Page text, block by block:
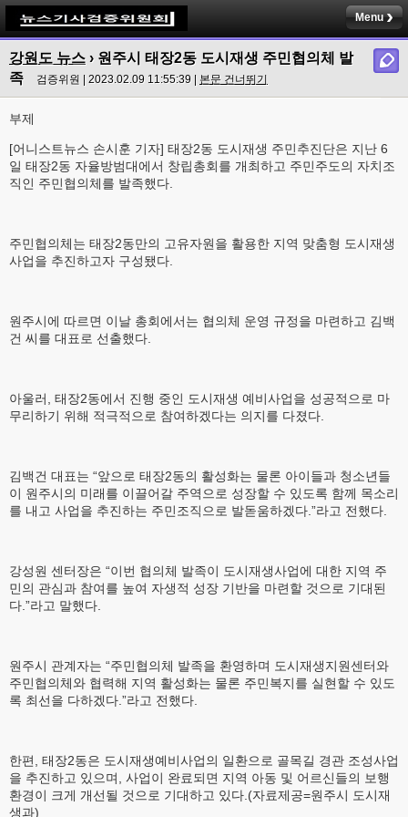
Menu
강원도 뉴스 › 원주시 태장2동 도시재생 주민협의체 발
족
검증위원 | 2023.02.09 11:55:39 | 본문 건너뛰기
부제
[어니스트뉴스 손시훈 기자] 태장2동 도시재생 주민추진단은 지난 6
일 태장2동 자율방범대에서 창립총회를 개최하고 주민주도의 자치조
직인 주민협의체를 발족했다.
주민협의체는 태장2동만의 고유자원을 활용한 지역 맞춤형 도시재생
사업을 추진하고자 구성됐다.
원주시에 따르면 이날 총회에서는 협의체 운영 규정을 마련하고 김백
건 씨를 대표로 선출했다.
아울러, 태장2동에서 진행 중인 도시재생 예비사업을 성공적으로 마
무리하기 위해 적극적으로 참여하겠다는 의지를 다졌다.
김백건 대표는 “앞으로 태장2동의 활성화는 물론 아이들과 청소년들
이 원주시의 미래를 이끌어갈 주역으로 성장할 수 있도록 함께 목소리
를 내고 사업을 추진하는 주민조직으로 발돋움하겠다.”라고 전했다.
강성원 센터장은 “이번 협의체 발족이 도시재생사업에 대한 지역 주
민의 관심과 참여를 높여 자생적 성장 기반을 마련할 것으로 기대된
다.”라고 말했다.
원주시 관계자는 “주민협의체 발족을 환영하며 도시재생지원센터와
주민협의체와 협력해 지역 활성화는 물론 주민복지를 실현할 수 있도
록 최선을 다하겠다.”라고 전했다.
한편, 태장2동은 도시재생예비사업의 일환으로 골목길 경관 조성사업
을 추진하고 있으며, 사업이 완료되면 지역 아동 및 어르신들의 보행
환경이 크게 개선될 것으로 기대하고 있다.(자료제공=원주시 도시재
생과)